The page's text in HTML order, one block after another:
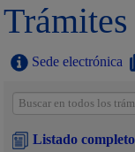
Sede electrónica
Listado